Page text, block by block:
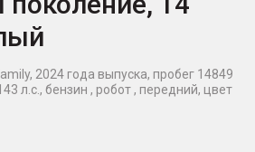
2024 года выпуска, пробег 14849
л.с., бензин , робот , передний, цвет